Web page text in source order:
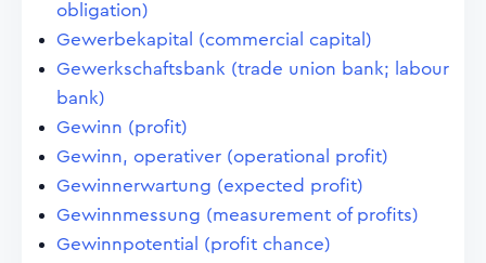
obligation)
Gewerbekapital (commercial capital)
Gewerkschaftsbank (trade union bank; labour
bank)
Gewinn (profit)
Gewinn, operativer (operational profit)
Gewinnerwartung (expected profit)
Gewinnmessung (measurement of profits)
Gewinnpotential (profit chance)